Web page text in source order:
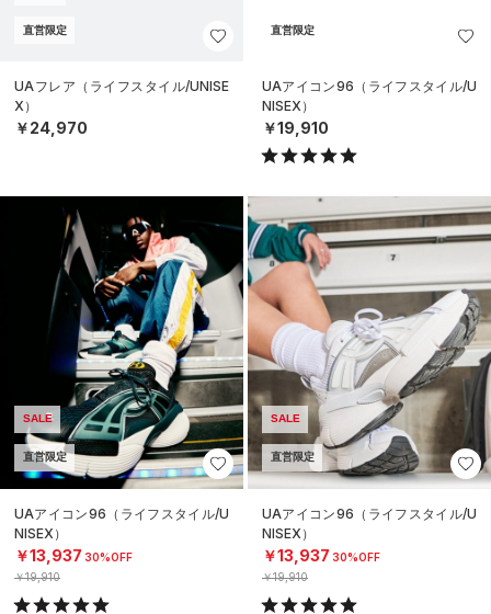
直営限定
UAフレア（ライフスタイル/UNISE
X）
￥24,970
直営限定
UAアイコン96（ライフスタイル/U
NISEX）
￥19,910
SALE
直営限定
UAアイコン96（ライフスタイル/U
NISEX）
￥13,937 30%OFF
￥19,910
SALE
直営限定
UAアイコン96（ライフスタイル/U
NISEX）
￥13,937 30%OFF
￥19,910